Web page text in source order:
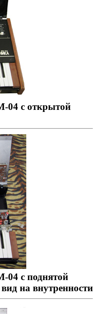
04 с открытой
04 с поднятой
на внутренности